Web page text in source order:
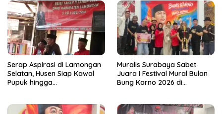
Serap Aspirasi di Lamongan
Selatan, Husen Siap Kawal
Pupuk hingga
Muralis Surabaya Sabet
Juara I Festival Mural Bulan
Bung Karno 2026 di
Nasionalisme